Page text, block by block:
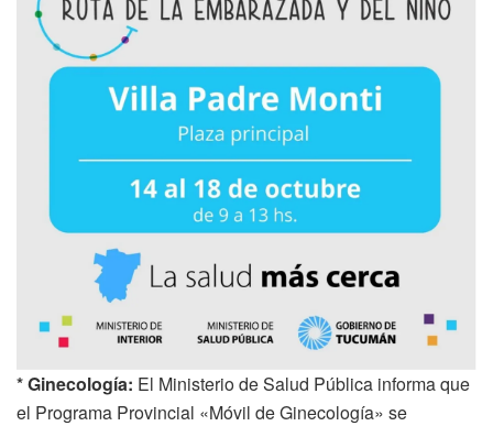
* Ginecología: El Ministerio de Salud Pública informa que
el Programa Provincial «Móvil de Ginecología» se